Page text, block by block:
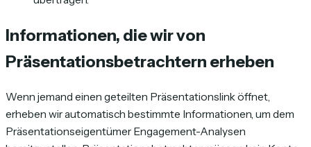
Informationen, die wir von
Präsentationsbetrachtern erheben
Wenn jemand einen geteilten Präsentationslink öffnet,
erheben wir automatisch bestimmte Informationen, um dem
Präsentationseigentümer Engagement-Analysen